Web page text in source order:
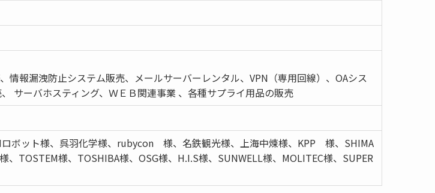
報漏洩防止システム販売、メールサーバーレンタル、VPN（専用回線）、OAシス
サーバホスティング、ＷＥＢ関連事業 、各種サプライ用品の販売
ロボット様、呉羽化学様、rubycon 様、名鉄観光様、上海中煉様、KPP 様、SHIMA
TOSTEM様、TOSHIBA様、OSG様、H.I.S様、SUNWELL様、MOLITEC様、SUPER